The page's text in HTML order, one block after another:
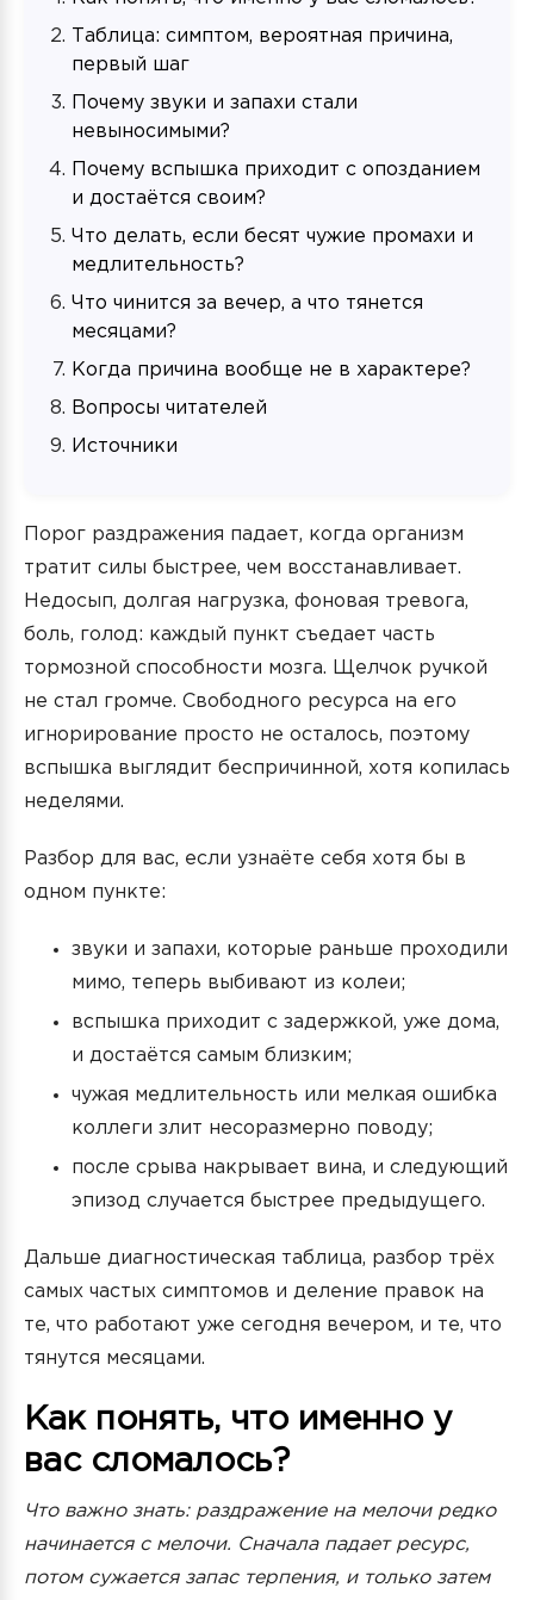
Таблица: симптом, вероятная причина,
первый шаг
Почему звуки и запахи стали
невыносимыми?
Почему вспышка приходит с опозданием
и достаётся своим?
Что делать, если бесят чужие промахи и
медлительность?
Что чинится за вечер, а что тянется
месяцами?
Когда причина вообще не в характере?
Вопросы читателей
Источники
Порог раздражения падает, когда организм
тратит силы быстрее, чем восстанавливает.
Недосып, долгая нагрузка, фоновая тревога,
боль, голод: каждый пункт съедает часть
тормозной способности мозга. Щелчок ручкой
не стал громче. Свободного ресурса на его
игнорирование просто не осталось, поэтому
вспышка выглядит беспричинной, хотя копилась
неделями.
Разбор для вас, если узнаёте себя хотя бы в
одном пункте:
звуки и запахи, которые раньше проходили
мимо, теперь выбивают из колеи;
вспышка приходит с задержкой, уже дома,
и достаётся самым близким;
чужая медлительность или мелкая ошибка
коллеги злит несоразмерно поводу;
после срыва накрывает вина, и следующий
эпизод случается быстрее предыдущего.
Дальше диагностическая таблица, разбор трёх
самых частых симптомов и деление правок на
те, что работают уже сегодня вечером, и те, что
тянутся месяцами.
Как понять, что именно у
вас сломалось?
Что важно знать: раздражение на мелочи редко
начинается с мелочи. Сначала падает ресурс,
потом сужается запас терпения, и только затем